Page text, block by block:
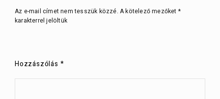
Az e-mail címet nem tesszük közzé. A kötelező mezőket *
karakterrel jelöltük
Hozzászólás *